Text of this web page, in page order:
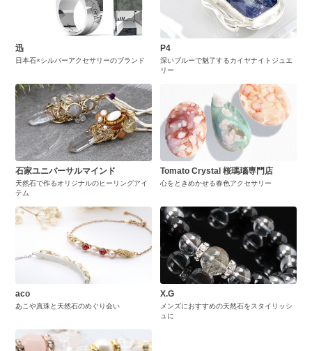
迅
日本石×シルバーアクセサリーのブランド
P4
深いブルーで魅了するカイヤナイトジュエ
リー
石家ユニバーサルマインド
天然石で作るオリジナルのヒーリングアイ
テム
Tomato Crystal 桜瑪瑙専門店
心をときめかせる春色アクセサリー
aco
あこや真珠と天然石のめぐり会い
X.G
メンズにおすすめの天然石をスタイリッシ
ュに